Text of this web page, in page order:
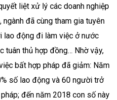
liệt xử lý các doanh nghiệp
đã cùng tham gia tuyên
lao động đi làm việc ở nước
tuân thủ hợp đồng… Nhờ vậy,
bất hợp pháp đã giảm: Năm
số lao động và 60 người trở
đến năm 2018 con số này